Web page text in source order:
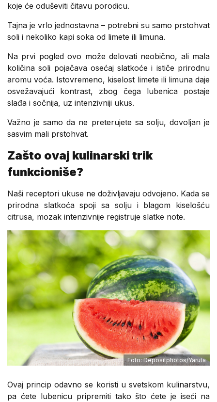
koje će oduševiti čitavu porodicu.
Tajna je vrlo jednostavna – potrebni su samo prstohvat
soli i nekoliko kapi soka od limete ili limuna.
Na prvi pogled ovo može delovati neobično, ali mala
količina soli pojačava osećaj slatkoće i ističe prirodnu
aromu voća. Istovremeno, kiselost limete ili limuna daje
osvežavajući kontrast, zbog čega lubenica postaje
slađa i sočnija, uz intenzivniji ukus.
Važno je samo da ne preterujete sa solju, dovoljan je
sasvim mali prstohvat.
Zašto ovaj kulinarski trik
funkcioniše?
Naši receptori ukuse ne doživljavaju odvojeno. Kada se
prirodna slatkoća spoji sa solju i blagom kiselošću
citrusa, mozak intenzivnije registruje slatke note.
Foto: Depositphotos/Yaruta
Ovaj princip odavno se koristi u svetskom kulinarstvu,
pa ćete lubenicu pripremiti tako što ćete je iseći na